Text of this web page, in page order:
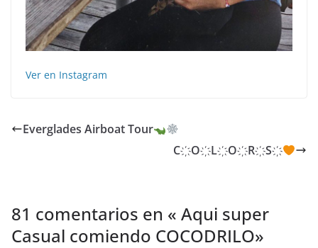
Ver en Instagram
Everglades Airboat Tour
C҉O҉L҉O҉R҉S҉
81 comentarios en « ️ Aqui super
Casual comiendo COCODRILO»